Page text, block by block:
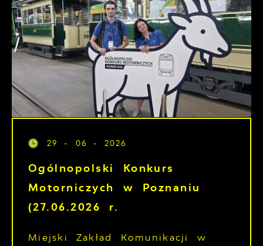
29 - 06 - 2026
Ogólnopolski Konkurs
Motorniczych w Poznaniu
(27.06.2026 r.
Miejski Zakład Komunikacji w